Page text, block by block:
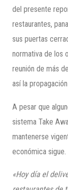
del presente
restaurantes,
sus puertas
normativa de los
reunión de más
así la
A pesar que
sistema Take
mantenerse
económica sigue.
«Hoy día el